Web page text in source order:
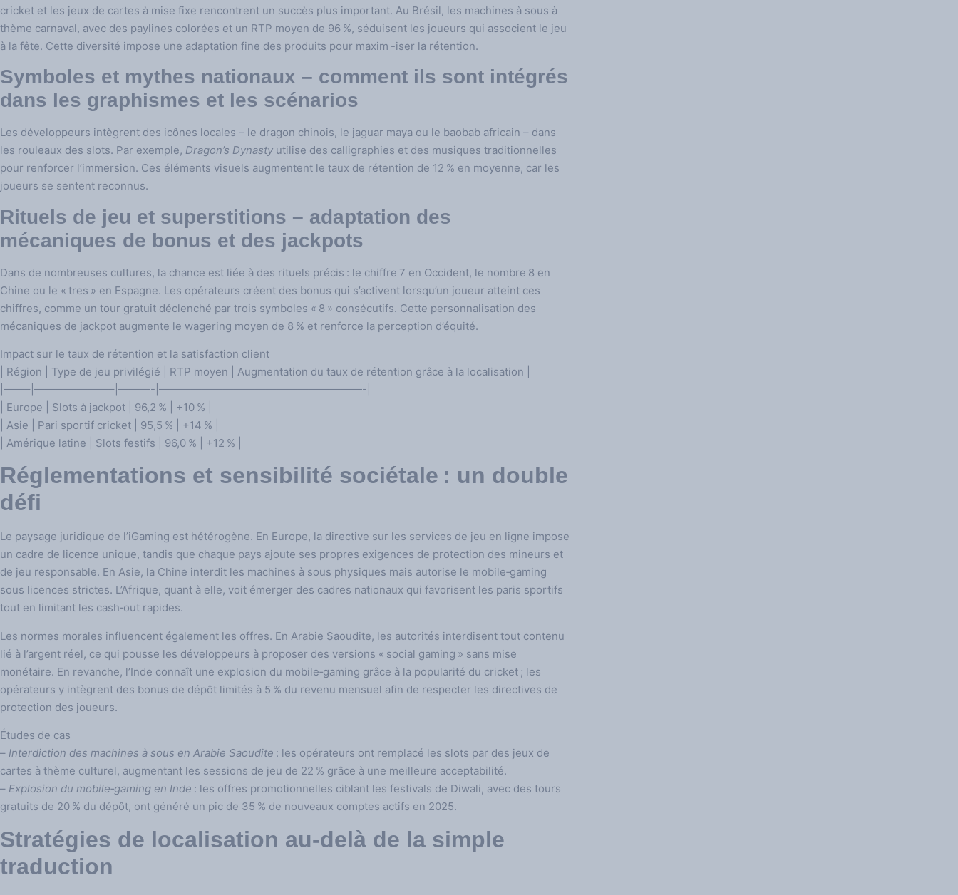
cricket et les jeux de cartes à mise fixe rencontrent un succès plus important. Au Brésil, les machines à sous à
thème carnaval, avec des paylines colorées et un RTP moyen de 96 %, séduisent les joueurs qui associent le jeu
à la fête. Cette diversité impose une adaptation fine des produits pour maxim -iser la rétention.
Symboles et mythes nationaux – comment ils sont intégrés
dans les graphismes et les scénarios
Les développeurs intègrent des icônes locales – le dragon chinois, le jaguar maya ou le baobab africain – dans
les rouleaux des slots. Par exemple, Dragon’s Dynasty utilise des calligraphies et des musiques traditionnelles
pour renforcer l’immersion. Ces éléments visuels augmentent le taux de rétention de 12 % en moyenne, car les
joueurs se sentent reconnus.
Rituels de jeu et superstitions – adaptation des
mécaniques de bonus et des jackpots
Dans de nombreuses cultures, la chance est liée à des rituels précis : le chiffre 7 en Occident, le nombre 8 en
Chine ou le « tres » en Espagne. Les opérateurs créent des bonus qui s’activent lorsqu’un joueur atteint ces
chiffres, comme un tour gratuit déclenché par trois symboles « 8 » consécutifs. Cette personnalisation des
mécaniques de jackpot augmente le wagering moyen de 8 % et renforce la perception d’équité.
Impact sur le taux de rétention et la satisfaction client
| Région | Type de jeu privilégié | RTP moyen | Augmentation du taux de rétention grâce à la localisation |
|——–|———————–|———-|———————————————————-|
| Europe | Slots à jackpot | 96,2 % | +10 % |
| Asie | Pari sportif cricket | 95,5 % | +14 % |
| Amérique latine | Slots festifs | 96,0 % | +12 % |
Réglementations et sensibilité sociétale : un double
défi
Le paysage juridique de l’iGaming est hétérogène. En Europe, la directive sur les services de jeu en ligne impose
un cadre de licence unique, tandis que chaque pays ajoute ses propres exigences de protection des mineurs et
de jeu responsable. En Asie, la Chine interdit les machines à sous physiques mais autorise le mobile‑gaming
sous licences strictes. L’Afrique, quant à elle, voit émerger des cadres nationaux qui favorisent les paris sportifs
tout en limitant les cash‑out rapides.
Les normes morales influencent également les offres. En Arabie Saoudite, les autorités interdisent tout contenu
lié à l’argent réel, ce qui pousse les développeurs à proposer des versions « social gaming » sans mise
monétaire. En revanche, l’Inde connaît une explosion du mobile‑gaming grâce à la popularité du cricket ; les
opérateurs y intègrent des bonus de dépôt limités à 5 % du revenu mensuel afin de respecter les directives de
protection des joueurs.
Études de cas
– Interdiction des machines à sous en Arabie Saoudite : les opérateurs ont remplacé les slots par des jeux de
cartes à thème culturel, augmentant les sessions de jeu de 22 % grâce à une meilleure acceptabilité.
– Explosion du mobile‑gaming en Inde : les offres promotionnelles ciblant les festivals de Diwali, avec des tours
gratuits de 20 % du dépôt, ont généré un pic de 35 % de nouveaux comptes actifs en 2025.
Stratégies de localisation au-delà de la simple
traduction